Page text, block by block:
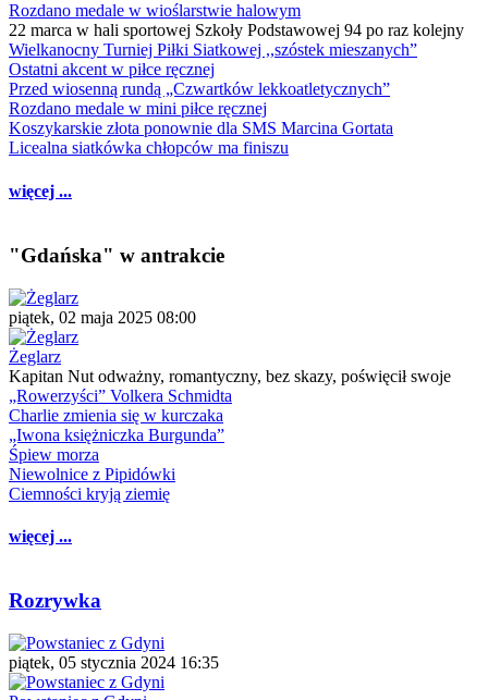
Rozdano medale w wioślarstwie halowym
22 marca w hali sportowej Szkoły Podstawowej 94 po raz kolejny
Wielkanocny Turniej Piłki Siatkowej ,,szóstek mieszanych”
Ostatni akcent w piłce ręcznej
Przed wiosenną rundą „Czwartków lekkoatletycznych”
Rozdano medale w mini piłce ręcznej
Koszykarskie złota ponownie dla SMS Marcina Gortata
Licealna siatkówka chłopców ma finiszu
więcej ...
"Gdańska" w antrakcie
piątek, 02 maja 2025 08:00
Żeglarz
Kapitan Nut odważny, romantyczny, bez skazy, poświęcił swoje
„Rowerzyści” Volkera Schmidta
Charlie zmienia się w kurczaka
„Iwona księżniczka Burgunda”
Śpiew morza
Niewolnice z Pipidówki
Ciemności kryją ziemię
więcej ...
Rozrywka
piątek, 05 stycznia 2024 16:35